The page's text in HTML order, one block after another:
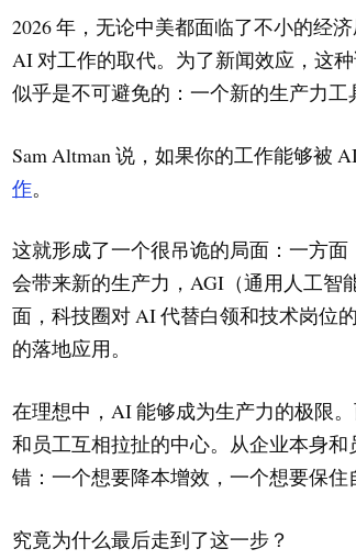
2026 年，无论中美都面临了不小的经
AI 对工作的取代。为了新闻效应，这
似乎是不可避免的：一个新的生产力工
Sam Altman 说，如果你的工作能够被
作。
这就形成了一个很吊诡的局面：一方
会带来新的生产力，AGI（通用人工智
面，科技圈对 AI 代替白领和技术岗位
的落地应用。
在理想中，AI 能够成为生产力的极限
和员工互相拉扯的中心。从企业本身
错：一个想要降本增效，一个想要保住
究竟为什么最后走到了这一步？